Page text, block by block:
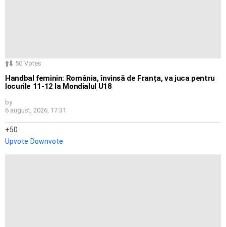
50 Votes
Handbal feminin: România, învinsă de Franța, va juca pentru
locurile 11-12 la Mondialul U18
by
6 august, 2026, 17:31
50
Upvote Downvote